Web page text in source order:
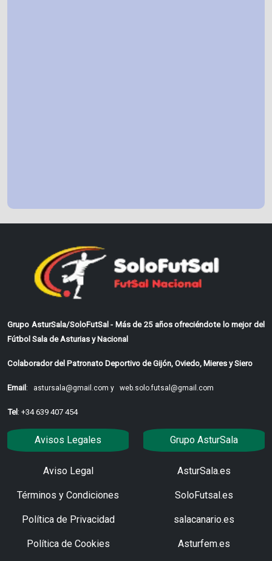
Grupo AsturSala/SoloFutSal - Más de 25 años ofreciéndote lo mejor del
Fútbol Sala de Asturias y Nacional
Colaborador del Patronato Deportivo de Gijón, Oviedo, Mieres y Siero
Email: astursala@gmail.com y web.solo.futsal@gmail.com
Tel: +34 639 407 454
Avisos Legales
Aviso Legal
Términos y Condiciones
Política de Privacidad
Política de Cookies
Grupo AsturSala
AsturSala.es
SoloFutsal.es
salacanario.es
Asturfem.es